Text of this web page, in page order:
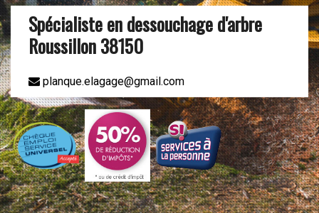
Spécialiste en dessouchage d'arbre
Roussillon 38150
planque.elagage@gmail.com